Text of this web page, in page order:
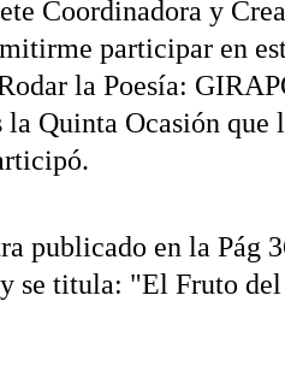
Coordinadora y
participar en
la Poesía:
la Quinta Ocasión que
publicado en la Pág
se titula: "El Fruto